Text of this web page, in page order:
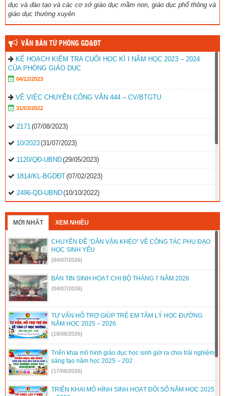
dục và đào tạo và các cơ sở giáo dục mầm non, giáo dục phổ thông và
giáo dục thường xuyên
VĂN BẢN TỪ PHÒNG GD&ĐT
KẾ HOẠCH KIỂM TRA CUỐI HỌC KÌ I NĂM HỌC 2023 – 2024
CỦA PHÒNG GIÁO DỤC
04/12/2023
VỀ VIỆC CHUYỂN CÔNG VĂN 444 – CV/BTGTU
31/03/2022
2171 (07/08/2023)
10/2023(31/07/2023)
1120/QĐ-UBND(29/05/2023)
1814/KL-BGDĐT(07/02/2023)
2496-QD-UBND(10/10/2022)
2494-QD-UBND(10/10/2022)
888/TB-UBND(31/08/2022)
2397/QĐ-UBND(26/08/2022)
31/2022/NQ-HĐND (16/08/2022)
MỚI NHẤT XEM NHIỀU
CHUYÊN ĐỀ “DÂN VẬN KHÉO” VỀ CÔNG TÁC PHỤ ĐẠO
HỌC SINH YẾU
(04/07/2026)
BẢN TIN SINH HOẠT CHI BỘ THÁNG 7 NĂM 2026
(04/07/2026)
TƯ VẤN HỔ TRỢ GIÚP TRẺ EM TÂM LÝ HỌC ĐƯỜNG
NĂM HỌC 2025 – 2026
(18/06/2026)
Triển khai mô hình giáo dục học sinh giờ ra choi trải nghiệm
sáng tạo năm học 2025 – 202
(17/06/2026)
TRIỂN KHAI MÔ HÌNH SINH HOẠT ĐỘI SỐ NĂM HỌC 2025